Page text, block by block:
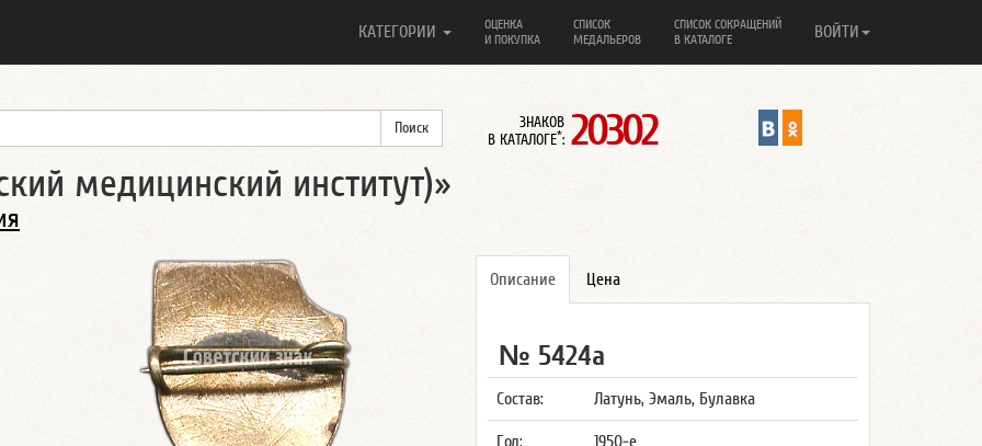
КАТЕГОРИИ
ОЦЕНКА
И ПОКУПКА
СПИСОК
МЕДАЛЬЕРОВ
СПИСОК СОКРАЩЕНИЙ
В КАТАЛОГЕ
ВОЙТИ
ЗНАКОВ
В КАТАЛОГЕ*: 20302
медицинский институт)»
Описание Цена
№ 5424а
Состав: Латунь, Эмаль, Булавка
Год: 1950-е